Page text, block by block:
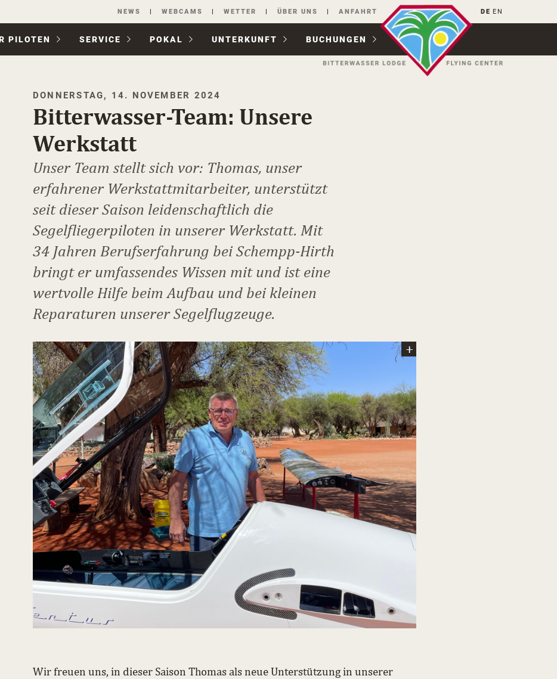
Navigation
überspringen
NEWS WEBCAMS WETTER ÜBER UNS ANFAHRT DE EN
PILOTEN SERVICE POKAL UNTER­KUNFT BUCHUNGEN
DONNERSTAG, 14. NOVEMBER 2024
Bitterwasser-Team: Unsere
Werkstatt
Unser Team stellt sich vor: Thomas, unser
erfahrener Werkstattmitarbeiter, unterstützt
seit dieser Saison leidenschaftlich die
Segelfliegerpiloten in unserer Werkstatt. Mit
34 Jahren Berufserfahrung bei Schempp-Hirth
bringt er umfassendes Wissen mit und ist eine
wertvolle Hilfe beim Aufbau und bei kleinen
Reparaturen unserer Segelflugzeuge.
Wir freuen uns, in dieser Saison Thomas als neue Unterstützung in unserer